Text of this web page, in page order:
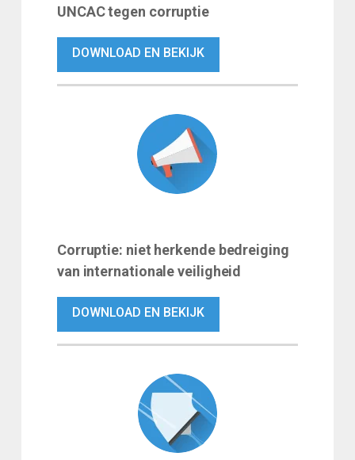
UNCAC tegen corruptie
DOWNLOAD EN BEKIJK
Corruptie: niet herkende bedreiging
van internationale veiligheid
DOWNLOAD EN BEKIJK